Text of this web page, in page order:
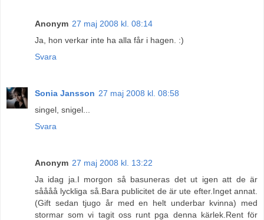
Anonym 27 maj 2008 kl. 08:14
Ja, hon verkar inte ha alla får i hagen. :)
Svara
Sonia Jansson 27 maj 2008 kl. 08:58
singel, snigel...
Svara
Anonym 27 maj 2008 kl. 13:22
Ja idag ja.I morgon så basuneras det ut igen att de är
såååå lyckliga så.Bara publicitet de är ute efter.Inget annat.
(Gift sedan tjugo år med en helt underbar kvinna) med
stormar som vi tagit oss runt pga denna kärlek.Rent för